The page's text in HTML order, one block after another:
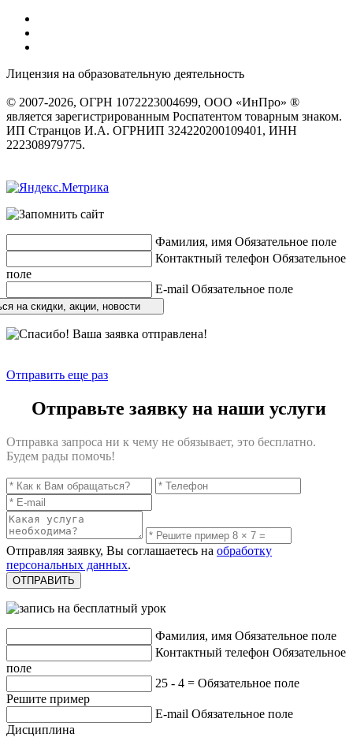
Лицензия на образовательную деятельность
© 2007-2026, ОГРН 1072223004699, ООО «ИнПро» ®
является зарегистрированным Роспатентом товарным знаком.
ИП Странцов И.А. ОГРНИП 324220200109401, ИНН
222308979775.
Фамилия, имя Обязательное поле
Контактный телефон Обязательное
поле
E-mail Обязательное поле
на скидки, акции, новости
Отправить еще раз
Отправьте заявку на наши услуги
Отправка запроса ни к чему не обязывает, это бесплатно.
Будем рады помочь!
Отправляя заявку, Вы соглашаетесь на обработку
персональных данных.
Фамилия, имя Обязательное поле
Контактный телефон Обязательное
поле
25 - 4 = Обязательное поле
Решите пример
E-mail Обязательное поле
Дисциплина